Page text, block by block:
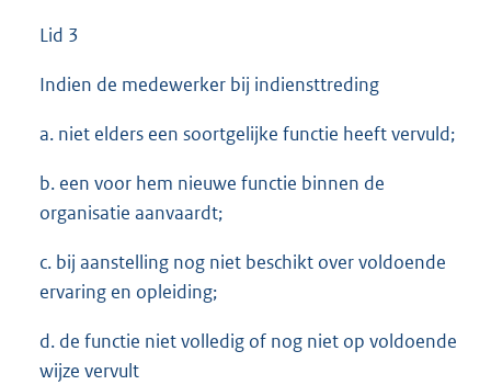
Lid 3
Indien de medewerker bij indiensttreding
a. niet elders een soortgelijke functie heeft vervuld;
b. een voor hem nieuwe functie binnen de
organisatie aanvaardt;
c. bij aanstelling nog niet beschikt over voldoende
ervaring en opleiding;
d. de functie niet volledig of nog niet op voldoende
wijze vervult